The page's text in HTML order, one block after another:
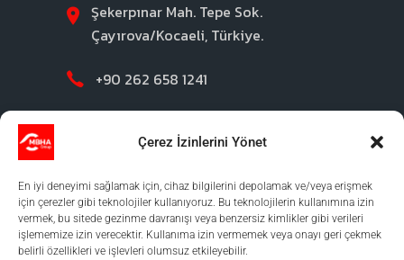
Çerez İzinlerini Yönet
En iyi deneyimi sağlamak için, cihaz bilgilerini depolamak ve/veya erişmek
için çerezler gibi teknolojiler kullanıyoruz. Bu teknolojilerin kullanımına izin
vermek, bu sitede gezinme davranışı veya benzersiz kimlikler gibi verileri
işlememize izin verecektir. Kullanıma izin vermemek veya onayı geri çekmek
belirli özellikleri ve işlevleri olumsuz etkileyebilir.
Şekerpınar Mah. Tepe Sok.
Çayırova/Kocaeli, Türkiye.
+90 262 658 1241